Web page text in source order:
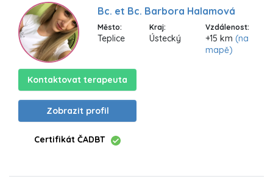
Bc. et Bc. Barbora Halamová
Město:
Teplice
Kraj:
Ústecký
Vzdálenost:
+15 km (na
mapě)
Kontaktovat terapeuta
Zobrazit profil
Certifikát ČADBT